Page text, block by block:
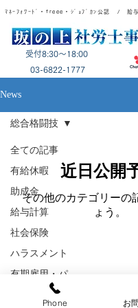
ﾏﾈｰﾌｫﾜｰﾄﾞ・freee・ｼﾞｮﾌﾞｶﾝ公認 / 給与
受付8:30～18:00
​03-6822-1777
News
全ての記事
有給休暇
助成金
給与計算
社会保険
ハラスメント
有期雇用・パ
総合格闘技
近日公開
その他のカテゴリーの
ょう。
クラウド人事管理から勤怠、
坂の上社労士
Phone お